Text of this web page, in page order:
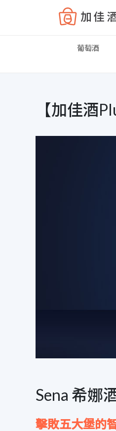
葡萄酒
【加佳酒
Sena 希娜
擊敗五大堡的